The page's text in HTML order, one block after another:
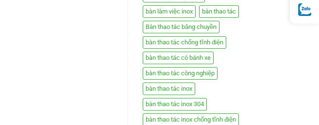
bàn làm việc inox bàn thao tác
Bàn thao tác băng chuyền
bàn thao tác chống tĩnh điện
bàn thao tác có bánh xe
bàn thao tác công nghiệp
bàn thao tác inox
bàn thao tác inox 304
bàn thao tác inox chống tĩnh điện